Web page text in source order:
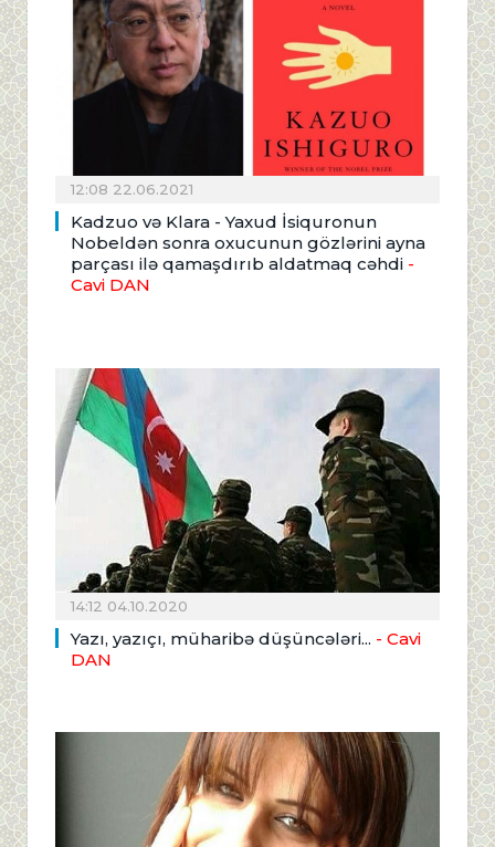
12:08 22.06.2021
Kadzuo və Klara - Yaxud İsiquronun
Nobeldən sonra oxucunun gözlərini ayna
parçası ilə qamaşdırıb aldatmaq cəhdi -
Cavi DAN
14:12 04.10.2020
Yazı, yazıçı, müharibə düşüncələri... - Cavi
DAN